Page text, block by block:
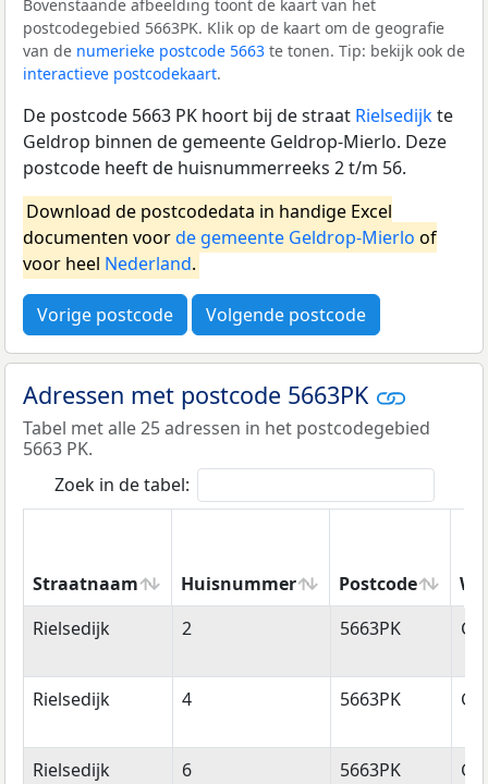
Bovenstaande afbeelding toont de kaart van het
postcodegebied 5663PK. Klik op de kaart om de geografie
van de numerieke postcode 5663 te tonen. Tip: bekijk ook de
interactieve postcodekaart.
De postcode 5663 PK hoort bij de straat Rielsedijkte
Geldrop binnen de gemeente Geldrop-Mierlo. Deze
postcode heeft de huisnummerreeks 2 t/m 56.
Download de postcodedata in handige Excel
documenten voorde gemeente Geldrop-Mierlo of
voor heel Nederland.
Vorige postcode Volgende postcode
Adressen met postcode 5663PK
Tabel met alle 25 adressen in het postcodegebied
5663 PK.
Zoek in de tabel:
Straatnaam Huisnummer Postcode
Straatnaam
Huisnummer Postcode
Rielsedijk 2 5663PK
Rielsedijk 4 5663PK
Rielsedijk 6 5663PK